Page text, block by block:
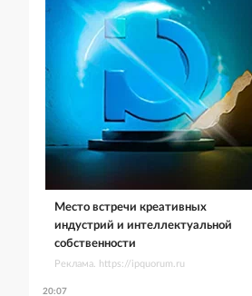
Место встречи креативных
индустрий и интеллектуальной
собственности
Реклама. https://ipquorum.ru
20:07